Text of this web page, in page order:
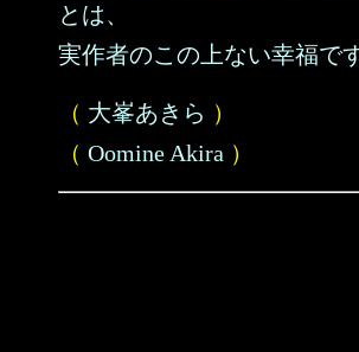
とは、
実作者のこの上ない幸福です
（ 大峯あきら ）
（ Oomine Akira ）